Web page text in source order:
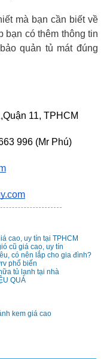
mà bạn cần biết về
bạn có thêm thông tin
quản tủ mát đúng
11, TPHCM
996 (Mr Phú)
cao, uy tín tại TPHCM
cũ giá cao, uy tín
có nên lắp cho gia đình?
phổ biến
tủ lạnh tại nhà
QUẢ
kem giá cao